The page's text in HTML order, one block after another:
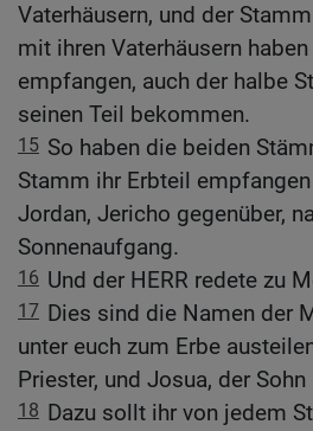
Vaterhäusern, und der
mit ihren Vaterhäusern haben
empfangen, auch der halbe
seinen Teil bekommen.
15 So haben die beiden
Stamm ihr Erbteil
Jordan, Jericho gegenüber,
Sonnenaufgang.
16 Und der HERR redete zu
17 Dies sind die Namen der
unter euch zum Erbe
Priester, und Josua, der Sohn
18 Dazu sollt ihr von jedem